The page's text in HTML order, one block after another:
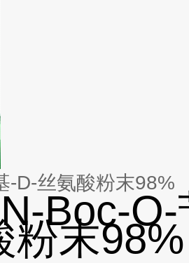
-D-丝氨酸粉末98%
Boc-O-
粉末98%